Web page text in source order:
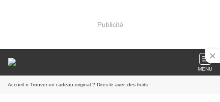
Publicité
MENU
Accueil » Trouver un cadeau original ? Dites-le avec des fruits !